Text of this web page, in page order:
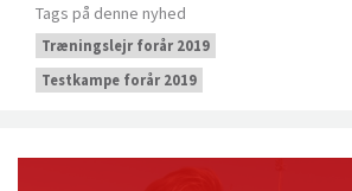
Tags på denne nyhed
Træningslejr forår 2019
Testkampe forår 2019